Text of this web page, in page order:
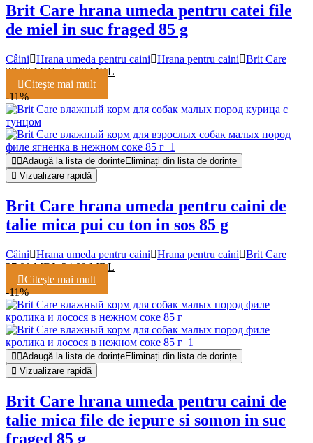
Brit Care hrana umeda pentru catei file
de miel in suc fraged 85 g
Câini Hrana umeda pentru caini Hrana pentru caini
Brit Care
27,00MDL 24,00MDL
Citeşte mai mult
-11%
Adaugă la lista de dorințeEliminați din lista de dorințe
Vizualizare rapidă
Brit Care hrana umeda pentru caini de
talie mica pui cu ton in sos 85 g
Câini Hrana umeda pentru caini Hrana pentru caini
Brit Care
27,00MDL 24,00MDL
Citeşte mai mult
-11%
Adaugă la lista de dorințeEliminați din lista de dorințe
Vizualizare rapidă
Brit Care hrana umeda pentru caini de
talie mica file de iepure si somon in suc
fraged 85 g